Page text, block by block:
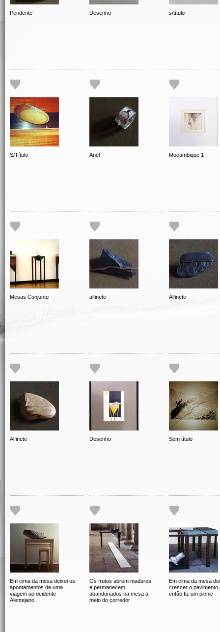
Pendente Desenho s/título
S/Título Anel Moçambique 1
Mesas Conjunto alfinete Alfinete
Alfinete Desenho Sem título
Em cima da mesa deixei os
apontamentos de uma
viagem ao ocidente
Alentejano
Os frutos abrem maduros
e permanecem
abandonados na mesa a
meio do corredor
Em cima da mesa
crescer o pavimento
então fiz um picnic